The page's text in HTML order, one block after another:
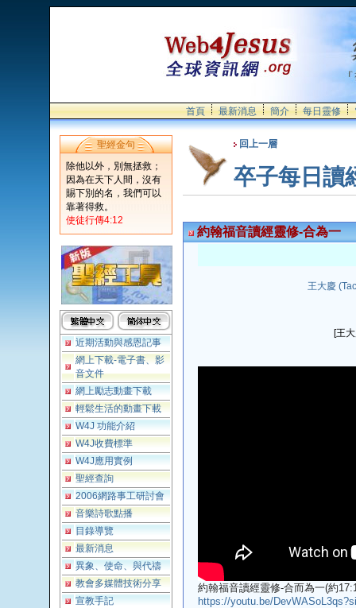
首頁 最新消息 簡介 每日靈修
聖經金句
除他以外，別無拯救；
因為在天下人間，沒有
賜下別的名，我們可以
靠著得救。
使徒行傳4:12
近期活動與感恩記事
網上下載-電子書、影
音文件
網上勵志動畫下載
輕鬆生活的動畫下載
W4J 功能介紹
W4J收費標準
W4J應用實例
聖經查詢
2006網路事工研討會
音樂詩歌點播
目錄導覽
最新消息
異象、使命、與代禱
教會多媒體技術分享
宣教手記
回上一層
卒子每日讀
約翰福音讀經靈修-合為一
王大慶
[王
約翰福音讀經靈修-合而為一(約
https://youtu.be/